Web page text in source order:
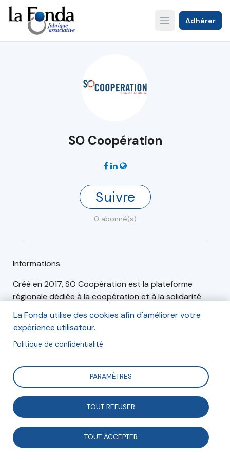
Aller
au
contenu
principal
Open main menu
Adhérer
SO Coopération
Suivre
0 abonné(s)
Informations
Créé en 2017, SO Coopération est la plateforme
régionale dédiée à la coopération et à la solidarité
collectivités, universités, entreprises, établissements
publics ou autres. SO Coopération a vocation à
développer et optimiser les projets menés en région
des Objectifs du Développement Durable (ODD).
Articles (0) Événements (3)
La Fonda utilise des cookies afin d'améliorer votre
expérience utilisateur.
Politique de confidentialité
PARAMÈTRES
TOUT REFUSER
TOUT ACCEPTER